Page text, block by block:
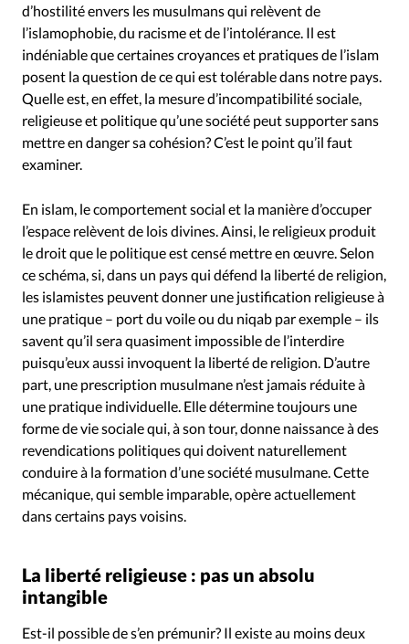
d’hostilité envers les musulmans qui relèvent de
l’islamophobie, du racisme et de l’intolérance. Il est
indéniable que certaines croyances et pratiques de l’islam
posent la question de ce qui est tolérable dans notre pays.
Quelle est, en effet, la mesure d’incompatibilité sociale,
religieuse et politique qu’une société peut supporter sans
mettre en danger sa cohésion? C’est le point qu’il faut
examiner.
En islam, le comportement social et la manière d’occuper
l’espace relèvent de lois divines. Ainsi, le religieux produit
le droit que le politique est censé mettre en œuvre. Selon
ce schéma, si, dans un pays qui défend la liberté de religion,
les islamistes peuvent donner une justification religieuse à
une pratique – port du voile ou du niqab par exemple – ils
savent qu’il sera quasiment impossible de l’interdire
puisqu’eux aussi invoquent la liberté de religion. D’autre
part, une prescription musulmane n’est jamais réduite à
une pratique individuelle. Elle détermine toujours une
forme de vie sociale qui, à son tour, donne naissance à des
revendications politiques qui doivent naturellement
conduire à la formation d’une société musulmane. Cette
mécanique, qui semble imparable, opère actuellement
dans certains pays voisins.
La liberté religieuse : pas un absolu
intangible
Est-il possible de s’en prémunir? Il existe au moins deux